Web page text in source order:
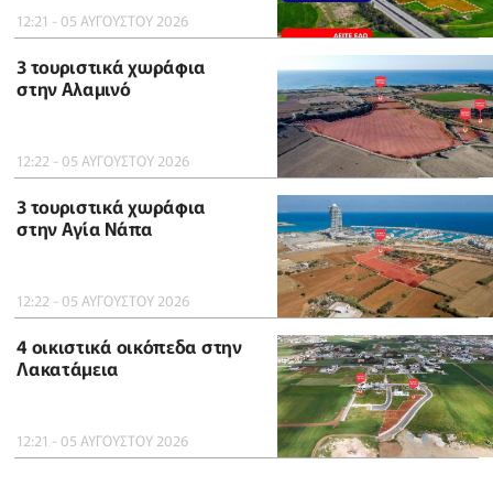
12:21 - 05 ΑΥΓΟΥΣΤΟΥ 2026
3 τουριστικά χωράφια
στην Αλαμινό
12:22 - 05 ΑΥΓΟΥΣΤΟΥ 2026
3 τουριστικά χωράφια
στην Αγία Νάπα
12:22 - 05 ΑΥΓΟΥΣΤΟΥ 2026
4 οικιστικά οικόπεδα στην
Λακατάμεια
12:21 - 05 ΑΥΓΟΥΣΤΟΥ 2026